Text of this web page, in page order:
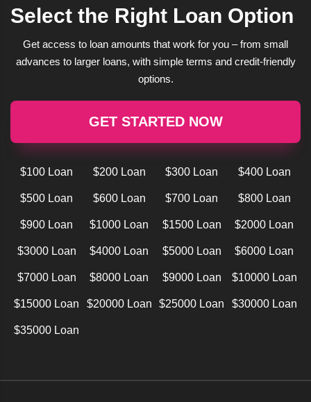
Select the Right Loan Option
Get access to loan amounts that work for you – from small
advances to larger loans, with simple terms and credit-friendly
options.
GET STARTED NOW
$100 Loan $200 Loan $300 Loan $400 Loan
$500 Loan $600 Loan $700 Loan $800 Loan
$900 Loan $1000 Loan $1500 Loan $2000 Loan
$3000 Loan $4000 Loan $5000 Loan $6000 Loan
$7000 Loan $8000 Loan $9000 Loan $10000 Loan
$15000 Loan $20000 Loan $25000 Loan $30000 Loan
$35000 Loan